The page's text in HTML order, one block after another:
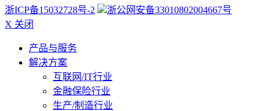
浙ICP备15032728号-2
浙公网安备33010802004667号
X 关闭
产品与服务
解决方案
互联网/IT行业
金融保险行业
生产/制造行业